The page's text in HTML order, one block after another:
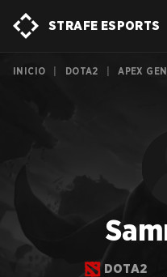
STRAFE ESPORTS
INICIO DOTA2 APEX
DOTA2